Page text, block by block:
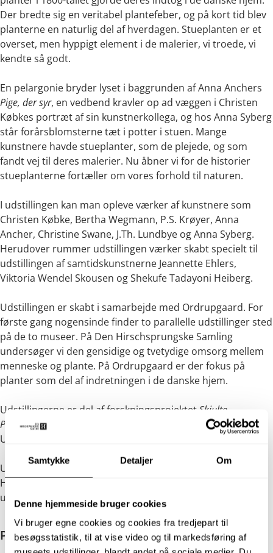
Samtykke Detaljer Om
Denne hjemmeside bruger cookies
Vi bruger egne cookies og cookies fra tredjepart til
besøgsstatistik, til at vise video og til markedsføring af
Der bredte sig en veritabel plantefeber, og på kort tid blev
planterne en naturlig del af hverdagen. Stueplanten er et
overset, men hyppigt element i de malerier, vi troede, vi
kendte så godt.
En pelargonie bryder lyset i baggrunden af Anna Anchers
Pige, der syr, en vedbend kravler op ad væggen i Christen
Købkes portræt af sin kunstnerkollega, og hos Anna Syberg
står forårsblomsterne tæt i potter i stuen. Mange
kunstnere havde stueplanter, som de plejede, og som
fandt vej til deres malerier. Nu åbner vi for de historier
stueplanterne fortæller om vores forhold til naturen.
I udstillingen kan man opleve værker af kunstnere som
Christen Købke, Bertha Wegmann, P.S. Krøyer, Anna
Ancher, Christine Swane, J.Th. Lundbye og Anna Syberg.
Herudover rummer udstillingen værker skabt specielt til
udstillingen af samtidskunstnerne Jeannette Ehlers,
Viktoria Wendel Skousen og Shekufe Tadayoni Heiberg.
Udstillingen er skabt i samarbejde med Ordrupgaard. For
første gang nogensinde finder to parallelle udstillinger sted
på de to museer. På Den Hirschsprungske Samling
undersøger vi den gensidige og tvetydige omsorg mellem
menneske og plante. På Ordrupgaard er der fokus på
planter som del af indretningen i de danske hjem.
Udstillingerne er del af forskningsprojektet Skjulte
Plantehistorier
med deltagelse af forskere fra Aarhus
Universitet og de to museer.
Udstillingen er kurateret af kunsthistoriker og ph.d. Gry
Hedin. Scenografien er skabt af scenograf og
udstillingsarkitekt Anne Schnettler.
Podcast - Skjulte Plantehistorier